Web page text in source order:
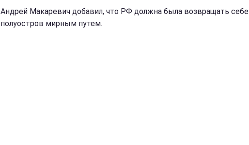
Андрей Макаревич добавил, что РФ должна была возвращать себе
полуостров мирным путем.